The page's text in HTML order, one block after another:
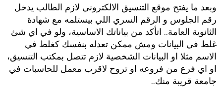
وبعد ما يفتح موقع التنسيق الالكتروني لازم الطالب يدخل
رقم الجلوس و الرقم السري اللي بيستلمه مع شهادة
الثانوية العامة.. اتأكد من بياناتك الاساسية، ولو في اي شئ
غلط في البيانات ومش ممكن تعدله بنفسك كغلط في
الاسم مثلا او البيانات الشخصية لازم تتصل بمكتب التنسيق،
او اي فرع من فروعه او تروح لاقرب معمل للحاسبات في
جامعة قريبة منك..